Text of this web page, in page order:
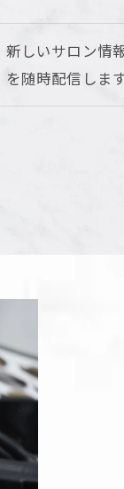
新しいサロン情
を随時配信します